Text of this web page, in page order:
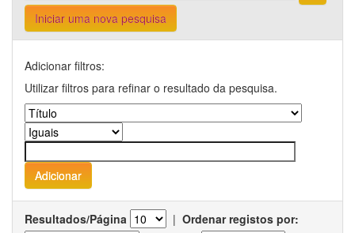
Iniciar uma nova pesquisa
Adicionar filtros:
Utilizar filtros para refinar o resultado da pesquisa.
Resultados/Página | Ordenar registos por: